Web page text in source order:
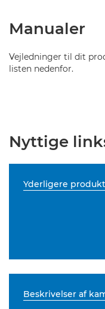
Manualer
Vejledninger til dit
listen nedenfor.
Nyttige
Yderligere
Beskrivelser af